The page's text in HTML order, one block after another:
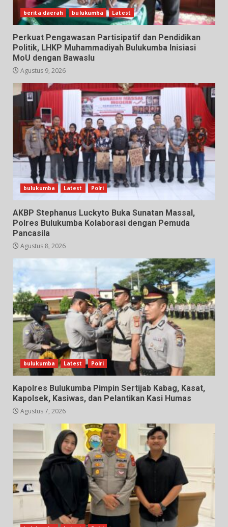
berita daerah bulukumba Latest
Perkuat Pengawasan Partisipatif dan Pendidikan
Politik, LHKP Muhammadiyah Bulukumba Inisiasi
MoU dengan Bawaslu
Agustus 9, 2026
bulukumba Latest Polri
AKBP Stephanus Luckyto Buka Sunatan Massal,
Polres Bulukumba Kolaborasi dengan Pemuda
Pancasila
Agustus 8, 2026
bulukumba Latest Polri
Kapolres Bulukumba Pimpin Sertijab Kabag, Kasat,
Kapolsek, Kasiwas, dan Pelantikan Kasi Humas
Agustus 7, 2026